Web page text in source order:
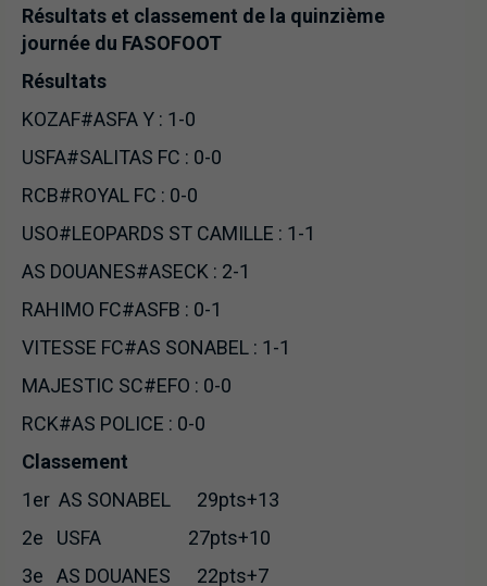
Résultats et classement de la quinzième
journée du FASOFOOT
Résultats
KOZAF#ASFA Y : 1-0
USFA#SALITAS FC : 0-0
RCB#ROYAL FC : 0-0
USO#LEOPARDS ST CAMILLE : 1-1
AS DOUANES#ASECK : 2-1
RAHIMO FC#ASFB : 0-1
VITESSE FC#AS SONABEL : 1-1
MAJESTIC SC#EFO : 0-0
RCK#AS POLICE : 0-0
Classement
1er AS SONABEL 29pts+13
2e USFA 27pts+10
3e AS DOUANES 22pts+7